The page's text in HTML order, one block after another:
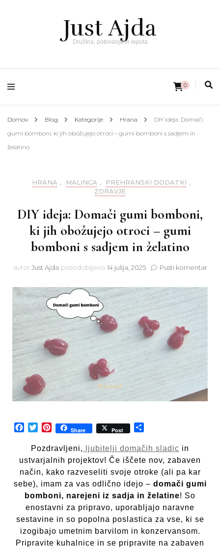
Just Ajda
Družina, potovanja in lepota
0
Domov Blog Kategorije Hrana
DIY ideja: Domači
gumi bomboni, ki jih obožujejo otroci – gumi bomboni s sadjem in
želatino
HRANA , MALINCA , PREHRANSKI DODATKI ,
ZDRAVJE
DIY ideja: Domači gumi bomboni,
ki jih obožujejo otroci – gumi
bomboni s sadjem in želatino
avtor Just Ajda posodobljeno 14 julija, 2025 Pusti komentarna
s
Facebook
TwitterPinterest
Share Post
Pozdravljeni, ljubitelji domačih sladic in
ustvarjalnih projektov! Če iščete nov, zabaven
način, kako razveseliti svoje otroke (ali pa kar
sebe), imam za vas odlično idejo – domači gumi
bomboni, narejeni iz sadja in želatine! So
enostavni za pripravo, uporabljajo naravne
sestavine in so popolna poslastica za vse, ki se
izogibajo umetnim barvilom in konzervansom.
Pripravite kuhalnice in se pripravite na zabaven